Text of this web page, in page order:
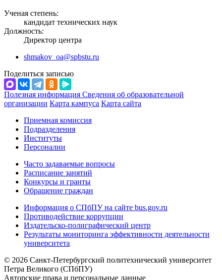
Ученая степень:
кандидат технических наук
Должность:
Директор центра
shmakov_oa@spbstu.ru
Поделиться записью
Полезная информация Сведения об образовательной
организации Карта кампуса Карта сайта
Приемная комиссия
Подразделения
Институты
Персоналии
Часто задаваемые вопросы
Расписание занятий
Конкурсы и гранты
Обращение граждан
Информация о СПбПУ на сайте bus.gov.ru
Противодействие коррупции
Издательско-полиграфический центр
Результаты мониторинга эффективности деятельности
университета
© 2026 Санкт-Петербургский политехнический университет
Петра Великого (СПбПУ)
Авторские права и персональные данные